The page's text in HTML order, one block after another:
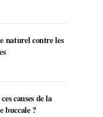
naturel contre les
causes de la
buccale ?